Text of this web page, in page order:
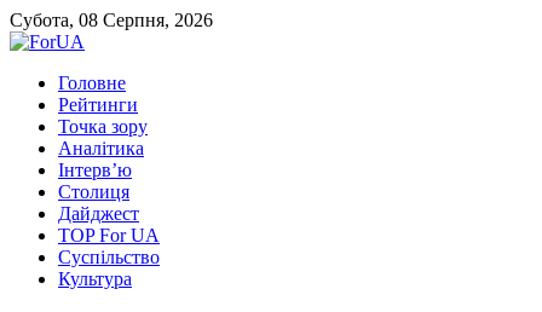
Субота, 08 Серпня, 2026
Головне
Рейтинги
Точка зору
Аналітика
Інтерв’ю
Столиця
Дайджест
TOP For UA
Суспiльство
Культура